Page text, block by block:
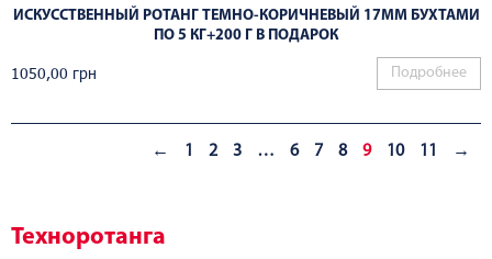
ИСКУССТВЕННЫЙ РОТАНГ ТЕМНО-КОРИЧНЕВЫЙ 17ММ БУХТАМИ
ПО 5 КГ+200 Г В ПОДАРОК
1050,00 грн Подробнее
← 1 2 3 … 6 7 8 9 10 11 →
Техноротанга